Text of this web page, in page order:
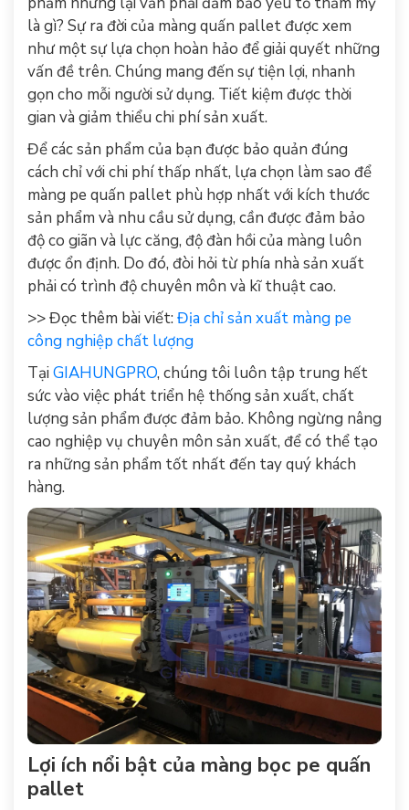
là gì? Sự ra đời của màng quấn pallet được xem
như một sự lựa chọn hoàn hảo để giải quyết những
vấn đề trên. Chúng mang đến sự tiện lợi, nhanh
gọn cho mỗi người sử dụng. Tiết kiệm được thời
gian và giảm thiểu chi phí sản xuất.
Để các sản phẩm của bạn được bảo quản đúng
cách chỉ với chi phí thấp nhất, lựa chọn làm sao để
màng pe quấn pallet phù hợp nhất với kích thước
sản phẩm và nhu cầu sử dụng, cần được đảm bảo
độ co giãn và lực căng, độ đàn hồi của màng luôn
được ổn định. Do đó, đòi hỏi từ phía nhà sản xuất
phải có trình độ chuyên môn và kĩ thuật cao.
>> Đọc thêm bài viết: Địa chỉ sản xuất màng pe
công nghiệp chất lượng
Tại GIAHUNGPRO, chúng tôi luôn tập trung hết
sức vào việc phát triển hệ thống sản xuất, chất
lượng sản phẩm được đảm bảo. Không ngừng nâng
cao nghiệp vụ chuyên môn sản xuất, để có thể tạo
ra những sản phẩm tốt nhất đến tay quý khách
hàng.
Lợi ích nổi bật của màng bọc pe quấn
pallet